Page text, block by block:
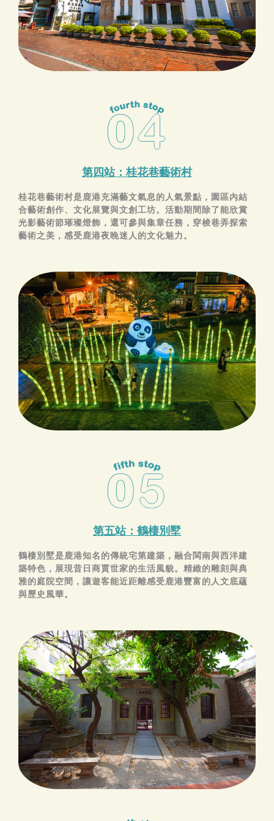
第四站：桂花巷藝術村
桂花巷藝術村是鹿港充滿藝文氣息的人氣景點，園區內結
合藝術創作、文化展覽與文創工坊。活動期間除了能欣賞
光影藝術節璀璨燈飾，還可參與集章任務，穿梭巷弄探索
藝術之美，感受鹿港夜晚迷人的文化魅力。
第五站：鶴棲別墅
鶴棲別墅是鹿港知名的傳統宅第建築，融合閩南與西洋建
築特色，展現昔日商賈世家的生活風貌。精緻的雕刻與典
雅的庭院空間，讓遊客能近距離感受鹿港豐富的人文底蘊
與歷史風華。